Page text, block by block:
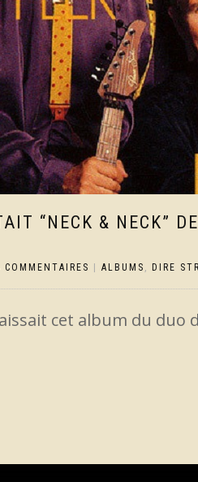
“NECK & NECK”
COMMENTAIRES ALBUMS , DIRE
cet album du duo